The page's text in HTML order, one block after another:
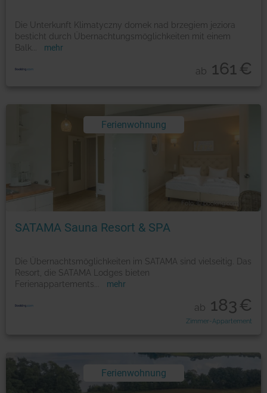
Die Unterkunft Klimatyczny domek nad brzegiem jeziora
besticht durch Übernachtungsmöglichkeiten mit einem
Balk
mehr
ab 161€
Ferienwohnung
Foto: © booking.com
SATAMA Sauna Resort & SPA
Die Übernachtsmöglichkeiten im SATAMA sind vielseitig. Das
Resort, die SATAMA Lodges bieten
Ferienappartements
mehr
ab 183€
Zimmer-Appartement
Ferienwohnung